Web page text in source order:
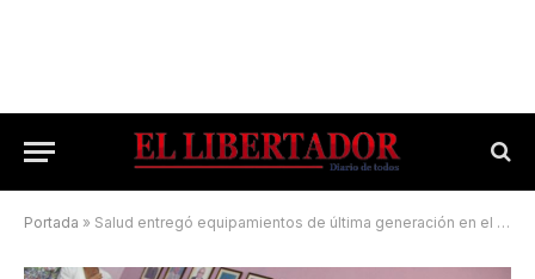
Portada » Salud entregó equipamientos de última generación en el hospital Vidal